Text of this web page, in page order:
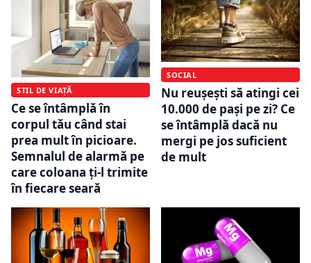
STIL DE VIAȚĂ
Ce se întâmplă în
corpul tău când stai
prea mult în picioare.
Semnalul de alarmă pe
care coloana ți-l trimite
în fiecare seară
SOCIAL
Nu reușești să atingi cei
10.000 de pași pe zi? Ce
se întâmplă dacă nu
mergi pe jos suficient
de mult